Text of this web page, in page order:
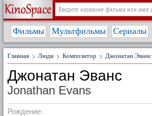
Фильмы Мультфильмы Сериалы
Главная Люди Композитор Джонатан Эванс
Джонатан Эванс
Jonathan Evans
Рождение: